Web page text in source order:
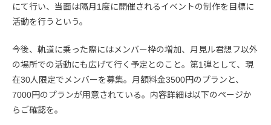
にて行い、当面は隔月1度に開催されるイベントの制作を目標に
活動を行うという。
今後、軌道に乗った際にはメンバー枠の増加、月見ル君想フ以外
の場所での活動にも広げて行く予定とのこと。第1弾として、現
在30人限定でメンバーを募集。月額料金3500円のプランと、
7000円のプランが用意されている。内容詳細は以下のページか
らご確認を。